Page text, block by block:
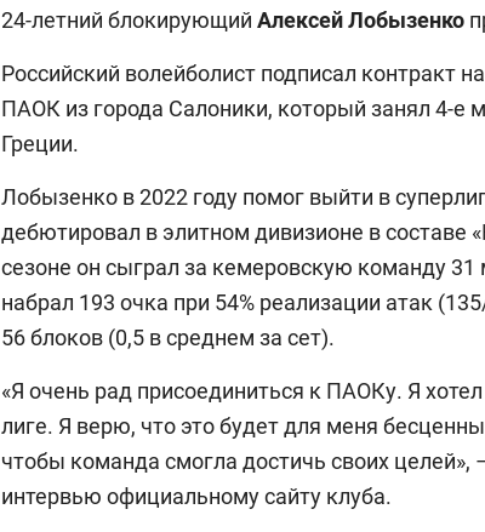
24-летний блокирующий Алексей Лобызенко
Российский волейболист подписал контракт
ПАОК из города Салоники, который занял 4-е
Греции.
Лобызенко в 2022 году помог выйти в
дебютировал в элитном дивизионе в составе
сезоне он сыграл за кемеровскую команду 31
набрал 193 очка при 54% реализации атак
56 блоков (0,5 в среднем за сет).
«Я очень рад присоединиться к ПАОКу. Я
лиге. Я верю, что это будет для меня
чтобы команда смогла достичь своих целей»,
интервью официальному сайту клуба.